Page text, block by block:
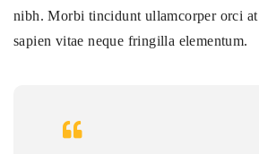
nibh. Morbi tincidunt ullamcorper orci at
sapien vitae neque fringilla elementum.